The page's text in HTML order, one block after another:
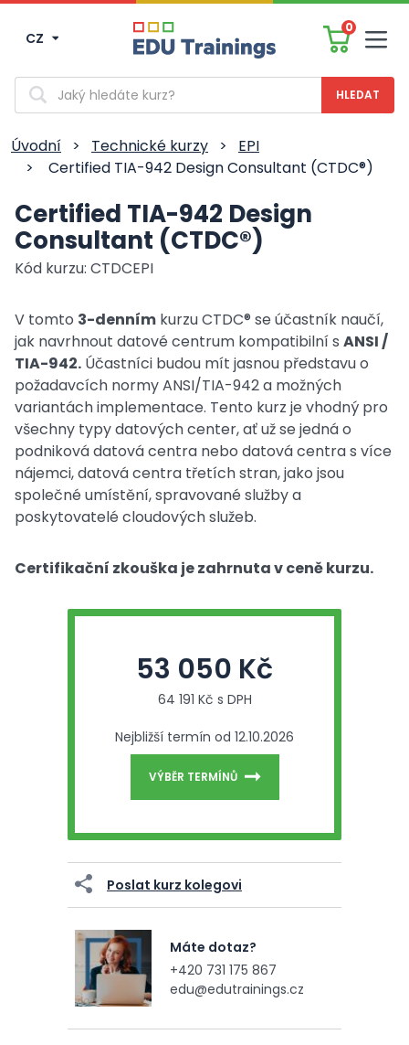
CZ
0
Vyhledávání
Úvodní > Technické kurzy >
EPI
>
Certified TIA-942 Design Consultant (CTDC®)
Certified TIA-942 Design
Consultant (CTDC®)
Kód kurzu: CTDCEPI
V tomto 3-denním kurzu CTDC® se účastník naučí,
jak navrhnout datové centrum kompatibilní s ANSI /
TIA-942. Účastníci budou mít jasnou představu o
požadavcích normy ANSI/TIA-942 a možných
variantách implementace. Tento kurz je vhodný pro
všechny typy datových center, ať už se jedná o
podniková datová centra nebo datová centra s více
nájemci, datová centra třetích stran, jako jsou
společné umístění, spravované služby a
poskytovatelé cloudových služeb.
Certifikační zkouška je zahrnuta v ceně kurzu.
53 050 Kč
64 191 Kč s DPH
Nejbližší termín od 12.10.2026
VÝBĚR TERMÍNŮ
Poslat kurz kolegovi
Máte dotaz?
+420 731 175 867
edu@edutrainings.cz